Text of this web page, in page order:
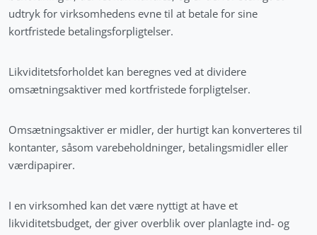
udtryk for virksomhedens evne til at betale for sine
kortfristede betalingsforpligtelser.
Likviditetsforholdet kan beregnes ved at dividere
omsætningsaktiver med kortfristede forpligtelser.
Omsætningsaktiver er midler, der hurtigt kan konverteres til
kontanter, såsom varebeholdninger, betalingsmidler eller
værdipapirer.
I en virksomhed kan det være nyttigt at have et
likviditetsbudget, der giver overblik over planlagte ind- og